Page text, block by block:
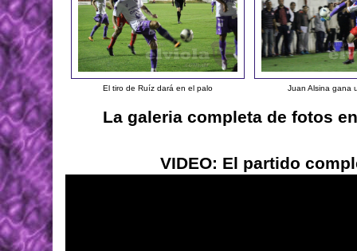
El tiro de Ruíz dará en el palo Juan Alsina gana
La galeria completa de fotos
VIDEO: El partido